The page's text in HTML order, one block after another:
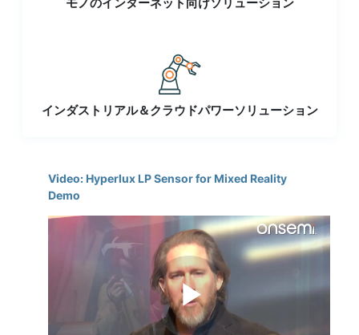
インダストリアル＆クラウドパワーソリューション
Video: Hyperlux LP Sensor for Mixed Reality
Demo